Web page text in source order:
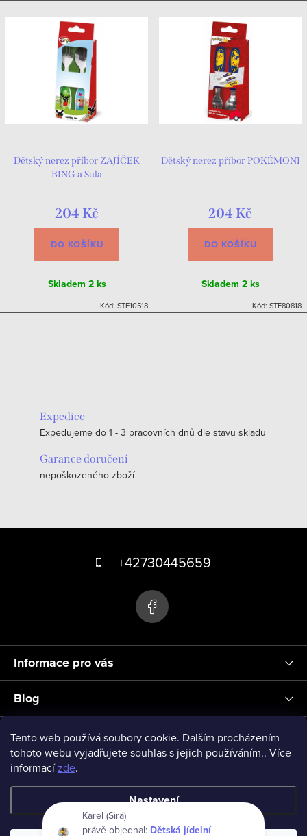
Tento web používá soubory cookie. Dalším procházením
tohoto webu vyjadřujete souhlas s jejich používáním.. Více
informacízde.
Nastavení
Dětský nerez příbor ZAJÍČEK
BING a Sula
204 Kč
DO KOŠÍKU
Skladem 2 ks
Kód: STF10518
Dětský nerez příbor POKÉMONI
204 Kč
DO KOŠÍKU
Skladem 2 ks
Kód: STF80818
Expedice
Expedujeme do 1 - 3 pracovních dnů dle stavu skladu
Garance doručení
nepoškozeného zboží
í
+42730445659
Informace pro vás
Blog
Přihlášení
Copyright 2026 www.vseprodeti.eu. Všechna práva vyhrazena.
Karel (Sirá)
právě objednal: Dětská jídelní